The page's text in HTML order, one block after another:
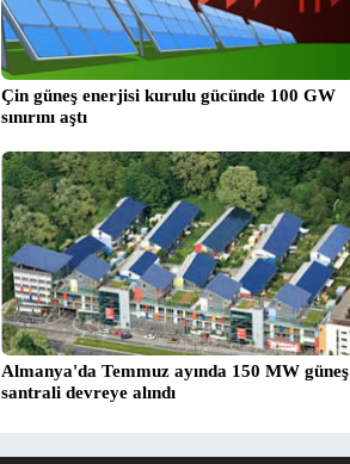
Çin güneş enerjisi kurulu gücünde 100 GW
sınırını aştı
Almanya'da Temmuz ayında 150 MW güneş
santrali devreye alındı